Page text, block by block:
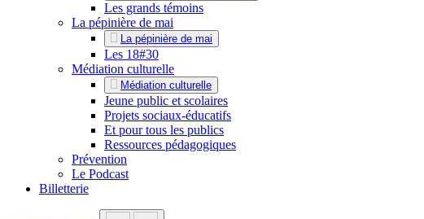
Les grands témoins
La pépinière de mai
La pépinière de mai
Les 18#30
Médiation culturelle
Médiation culturelle
Jeune public et scolaires
Projets sociaux-éducatifs
Et pour tous les publics
Ressources pédagogiques
Prévention
Le Podcast
Billetterie